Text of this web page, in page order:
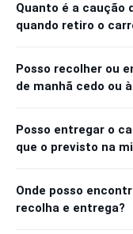
Quanto é a caução
quando retiro o
Posso recolher ou
de manhã cedo ou
Posso entregar o
que o previsto na
Onde posso
recolha e entrega?